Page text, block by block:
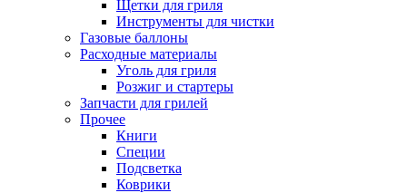
Щетки для гриля
Инструменты для чистки
Газовые баллоны
Расходные материалы
Уголь для гриля
Розжиг и стартеры
Запчасти для грилей
Прочее
Книги
Специи
Подсветка
Коврики